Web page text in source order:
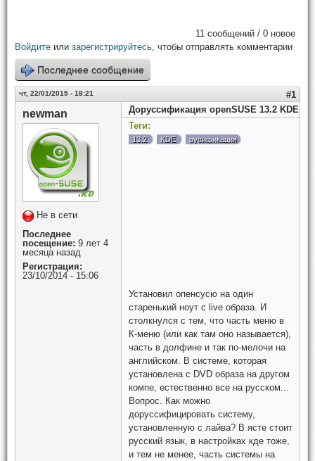
11 сообщений / 0 новое
Войдите или зарегистрируйтесь, чтобы отправлять комментарии
Последнее сообщение
чт, 22/01/2015 - 18:21 #1
newman
Не в сети
Последнее
посещение: 9 лет 4
месяца назад
Регистрация:
23/10/2014 - 15:06
Доруссификация openSUSE 13.2 KDE
Теги:
13.2 KDE русификация
Установил опенсусю на один
старенький ноут с live образа. И
столкнулся с тем, что часть меню в
К-меню (или как там оно называется),
часть в долфине и так по-мелочи на
английском. В системе, которая
установлена с DVD образа на другом
компе, естественно все на русском...
Вопрос. Как можно
доруссифицировать систему,
установленную с лайва? В ясте стоит
русский язык, в настройках кде тоже,
и тем не менее, часть системы на